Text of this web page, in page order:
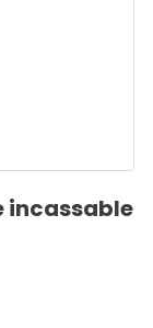
incassable